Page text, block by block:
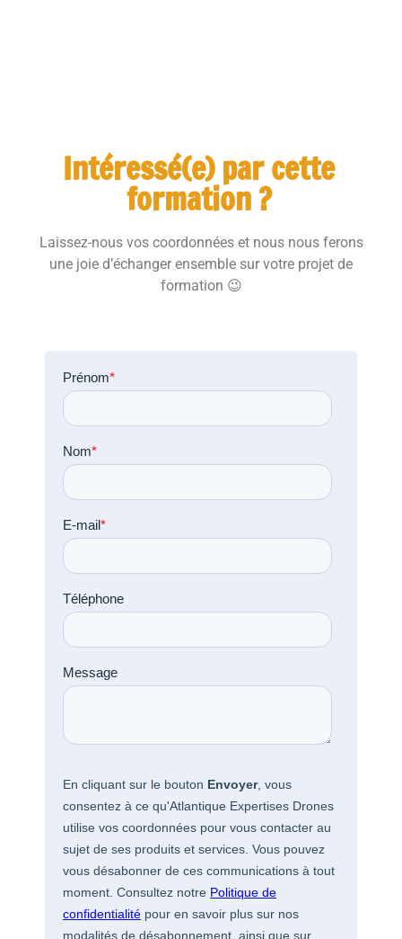
Intéressé(e) par cette
formation ?
Laissez-nous vos coordonnées et nous nous ferons
une joie d’échanger ensemble sur votre projet de
formation 😉